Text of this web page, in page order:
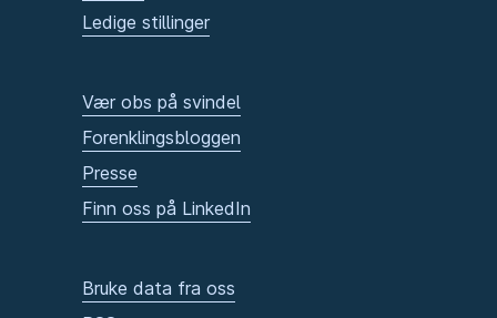
Ledige stillinger
Vær obs på svindel
Forenklingsbloggen
Presse
Finn oss på LinkedIn
Bruke data fra oss